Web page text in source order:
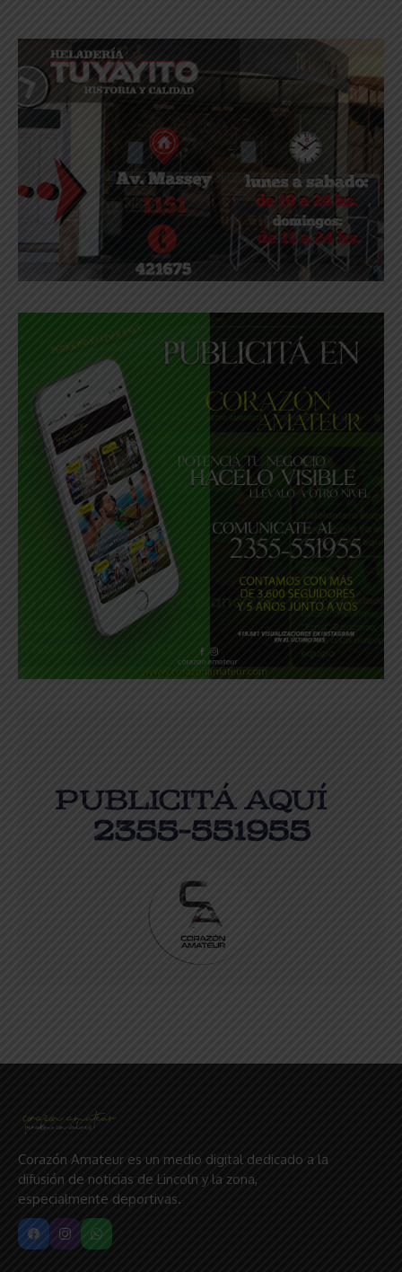
Corazón Amateur es un medio digital dedicado a la
difusión de noticias de Lincoln y la zona,
especialmente deportivas.